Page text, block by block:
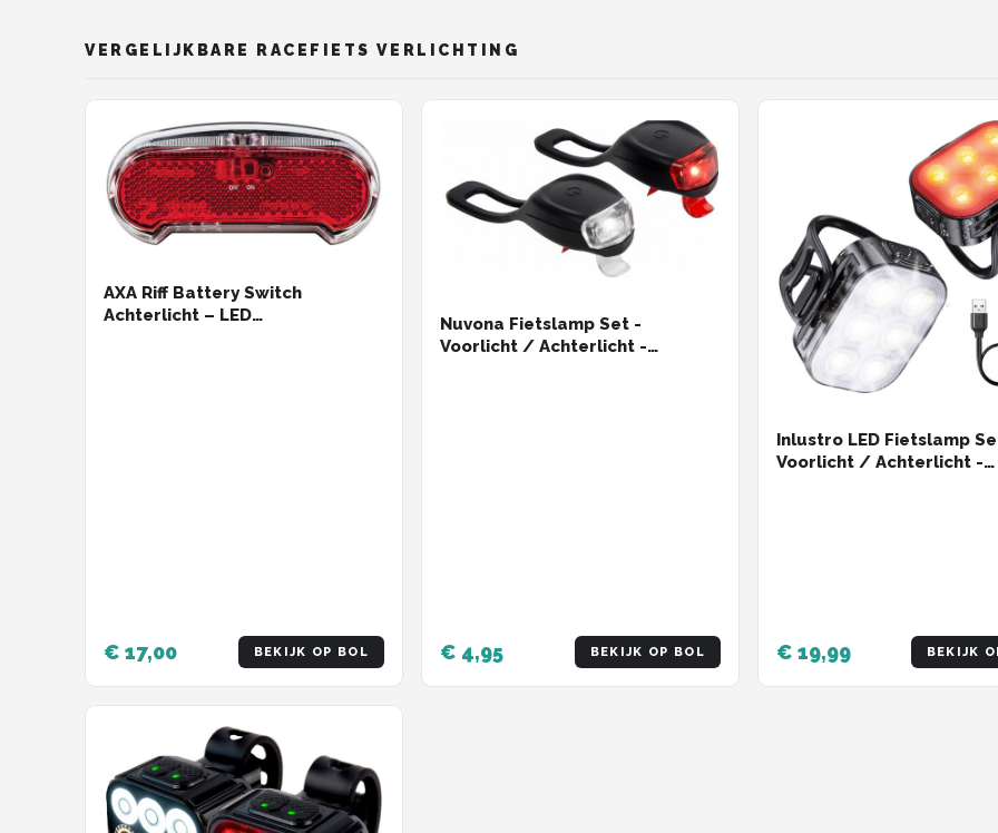
VERGELIJKBARE RACEFIETS VERLICHTING
AXA Riff Battery Switch
Achterlicht – LED
€ 17,00 BEKIJK OP BOL
Nuvona Fietslamp Set -
Voorlicht / Achterlicht -
€ 4,95 BEKIJK OP BOL
Inlustro LED Fietslamp
Voorlicht / Achterlicht -
€ 19,99 BEKIJK